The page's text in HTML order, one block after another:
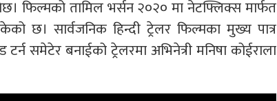
फिल्मको तामिल भर्सन २०२० मा नेटफ्लिक्स मार्फत
छ। सार्वजनिक हिन्दी ट्रेलर फिल्मका मुख्य पात्र
समेटेर बनाईको ट्रेलरमा अभिनेत्री मनिषा कोईराला